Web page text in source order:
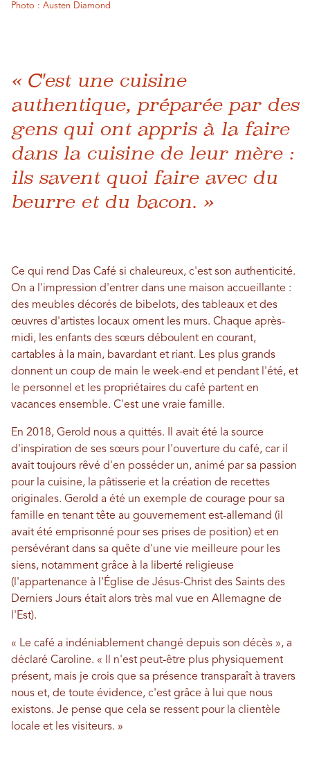
Photo : Austen Diamond
« C'est une cuisine
authentique, préparée par des
gens qui ont appris à la faire
dans la cuisine de leur mère :
ils savent quoi faire avec du
beurre et du bacon. »
Ce qui rend Das Café si chaleureux, c'est son authenticité.
On a l'impression d'entrer dans une maison accueillante :
des meubles décorés de bibelots, des tableaux et des
œuvres d'artistes locaux ornent les murs. Chaque après-
midi, les enfants des sœurs déboulent en courant,
cartables à la main, bavardant et riant. Les plus grands
donnent un coup de main le week-end et pendant l'été, et
le personnel et les propriétaires du café partent en
vacances ensemble. C'est une vraie famille.
En 2018, Gerold nous a quittés. Il avait été la source
d'inspiration de ses sœurs pour l'ouverture du café, car il
avait toujours rêvé d'en posséder un, animé par sa passion
pour la cuisine, la pâtisserie et la création de recettes
originales. Gerold a été un exemple de courage pour sa
famille en tenant tête au gouvernement est-allemand (il
avait été emprisonné pour ses prises de position) et en
persévérant dans sa quête d'une vie meilleure pour les
siens, notamment grâce à la liberté religieuse
(l'appartenance à l'Église de Jésus-Christ des Saints des
Derniers Jours était alors très mal vue en Allemagne de
l'Est).
« Le café a indéniablement changé depuis son décès », a
déclaré Caroline. « Il n'est peut-être plus physiquement
présent, mais je crois que sa présence transparaît à travers
nous et, de toute évidence, c'est grâce à lui que nous
existons. Je pense que cela se ressent pour la clientèle
locale et les visiteurs. »